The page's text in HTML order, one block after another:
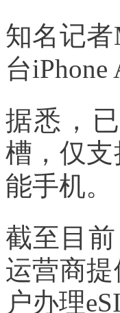
知名记者
台
据悉，
槽，仅支
能手机。
截至目
运营商
户办理